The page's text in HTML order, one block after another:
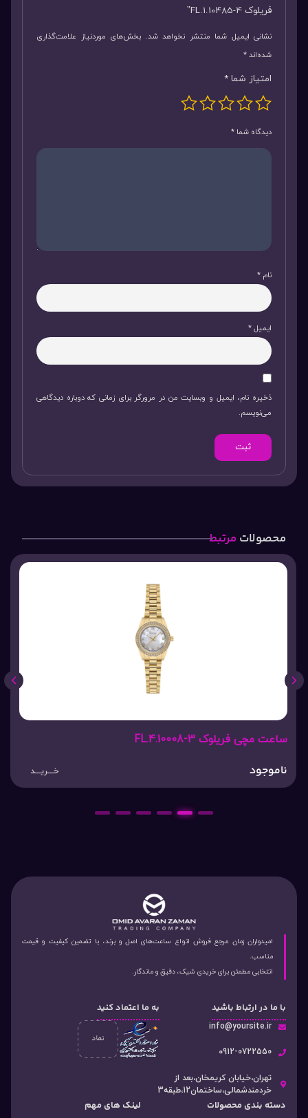
فریلوک FL.1.10485-4”
نشانی ایمیل شما منتشر نخواهد شد. بخش‌های موردنیاز علامت‌گذاری
شده‌اند*
امتیاز شما *
دیدگاه شما *
نام *
ایمیل*
ذخیره نام، ایمیل و وبسایت من در مرورگر برای زمانی که دوباره دیدگاهی
می‌نویسم.
محصولات مرتبط
ساعت مچی فریلوک FL.4.10008-3
ناموجود خـــریـــد
1
2
3
4
5
امیدواران زمان مرجع فروش انواع ساعت‌های اصل و برند، با تضمین کیفیت و قیمت
مناسب.
انتخابی مطمئن برای خریدی شیک، دقیق و ماندگار.
با ما در ارتباط باشید
info@yoursite.ir
۰912-0722550
تهران،خیابان کریمخان،بعد از
خردمندشمالی،ساختمان12،طبقه3
به ما اعتماد کنید
دسته‌ بندی محصولات لینک های مهم